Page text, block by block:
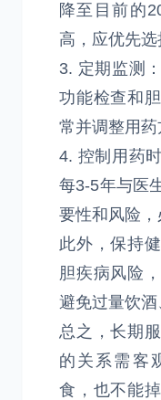
降至目前的
高，应优先选
3. 定期监测
功能检查和
常并调整用药
4. 控制用药
每3-5年与医
要性和风险，
此外，保持
胆疾病风险
避免过量饮酒
总之，长期
的关系需客
食，也不能